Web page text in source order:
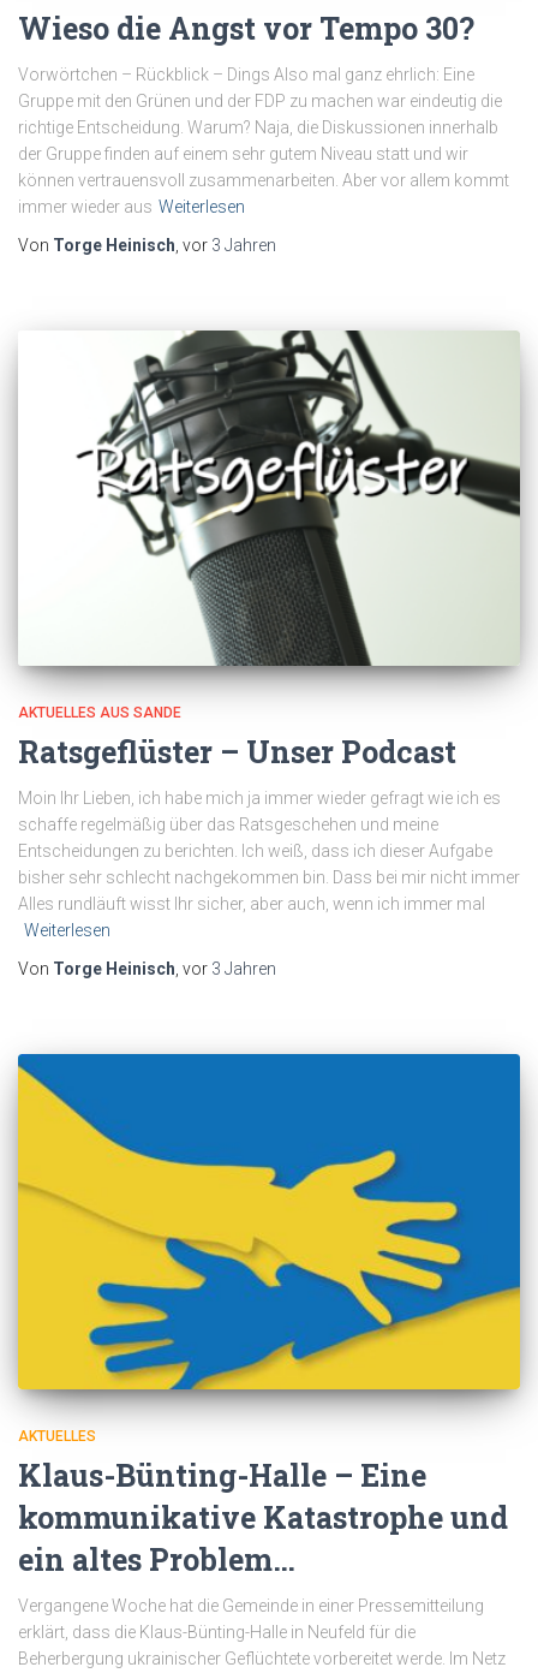
Wieso die Angst vor Tempo 30?
Vorwörtchen – Rückblick – Dings Also mal ganz ehrlich: Eine
Gruppe mit den Grünen und der FDP zu machen war eindeutig die
richtige Entscheidung. Warum? Naja, die Diskussionen innerhalb
der Gruppe finden auf einem sehr gutem Niveau statt und wir
können vertrauensvoll zusammenarbeiten. Aber vor allem kommt
immer wieder aus Weiterlesen
Von Torge Heinisch, vor 3 Jahren
AKTUELLES AUS SANDE
Ratsgeflüster – Unser Podcast
Moin Ihr Lieben, ich habe mich ja immer wieder gefragt wie ich es
schaffe regelmäßig über das Ratsgeschehen und meine
Entscheidungen zu berichten. Ich weiß, dass ich dieser Aufgabe
bisher sehr schlecht nachgekommen bin. Dass bei mir nicht immer
Alles rundläuft wisst Ihr sicher, aber auch, wenn ich immer mal
Weiterlesen
Von Torge Heinisch , vor 3 Jahren
AKTUELLES
Klaus-Bünting-Halle – Eine
kommunikative Katastrophe und
ein altes Problem…
Vergangene Woche hat die Gemeinde in einer Pressemitteilung
erklärt, dass die Klaus-Bünting-Halle in Neufeld für die
Beherbergung ukrainischer Geflüchtete vorbereitet werde. Im Netz